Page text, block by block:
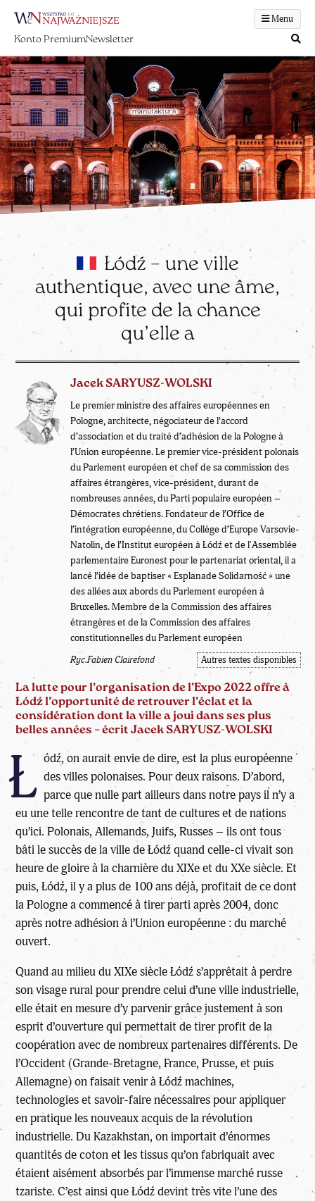
Menu
Konto PremiumNewsletter
Łódź – une ville
authentique, avec une âme,
qui profite de la chance
qu’elle a
Jacek SARYUSZ-WOLSKI
Le premier ministre des affaires européennes en
Pologne, architecte, négociateur de l’accord
d’association et du traité d’adhésion de la Pologne à
l’Union européenne. Le premier vice-président polonais
du Parlement européen et chef de sa commission des
affaires étrangères, vice-président, durant de
nombreuses années, du Parti populaire européen –
Démocrates chrétiens. Fondateur de l’Office de
l’intégration européenne, du Collège d’Europe Varsovie-
Natolin, de l’Institut européen à Łódź et de l'Assemblée
parlementaire Euronest pour le partenariat oriental, il a
lancé l’idée de baptiser « Esplanade Solidarność » une
des allées aux abords du Parlement européen à
Bruxelles. Membre de la Commission des affaires
étrangères et de la Commission des affaires
constitutionnelles du Parlement européen
Ryc.Fabien Clairefond Autres textes disponibles
La lutte pour l’organisation de l’Expo 2022 offre à
Łódź l’opportunité de retrouver l’éclat et la
considération dont la ville a joui dans ses plus
belles années – écrit Jacek SARYUSZ-WOLSKI
Ł ódź, on aurait envie de dire, est la plus européenne
des villes polonaises. Pour deux raisons. D’abord,
parce que nulle part ailleurs dans notre pays il n’y a
eu une telle rencontre de tant de cultures et de nations
qu’ici. Polonais, Allemands, Juifs, Russes – ils ont tous
bâti le succès de la ville de Łódź quand celle-ci vivait son
heure de gloire à la charnière du XIXe et du XXe siècle. Et
puis, Łódź, il y a plus de 100 ans déjà, profitait de ce dont
la Pologne a commencé à tirer parti après 2004, donc
après notre adhésion à l’Union européenne : du marché
ouvert.
Quand au milieu du XIXe siècle Łódź s’apprêtait à perdre
son visage rural pour prendre celui d’une ville industrielle,
elle était en mesure d’y parvenir grâce justement à son
esprit d’ouverture qui permettait de tirer profit de la
coopération avec de nombreux partenaires différents. De
l’Occident (Grande-Bretagne, France, Prusse, et puis
Allemagne) on faisait venir à Łódź machines,
technologies et savoir-faire nécessaires pour appliquer
en pratique les nouveaux acquis de la révolution
industrielle. Du Kazakhstan, on importait d’énormes
quantités de coton et les tissus qu’on fabriquait avec
étaient aisément absorbés par l’immense marché russe
tzariste. C’est ainsi que Łódź devint très vite l’une des